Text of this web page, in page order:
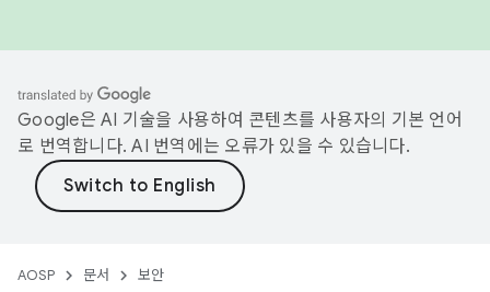
Google은 AI 기술을 사용하여 콘텐츠를 사용자의 기본 언어
로 번역합니다. AI 번역에는 오류가 있을 수 있습니다.
AOSP 문서 보안